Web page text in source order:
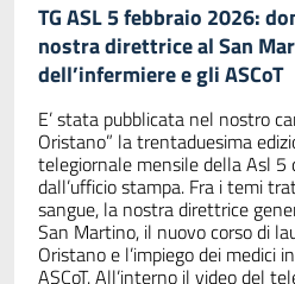
TG ASL 5 febbraio 2026:
nostra direttrice al San
dell’infermiere e gli ASCoT
E’ stata pubblicata nel nostro
Oristano” la trentaduesima
telegiornale mensile della Asl 5
dall’ufficio stampa. Fra i temi
sangue, la nostra direttrice
San Martino, il nuovo corso di
Oristano e l’impiego dei medici
ASCoT. All’interno il video del